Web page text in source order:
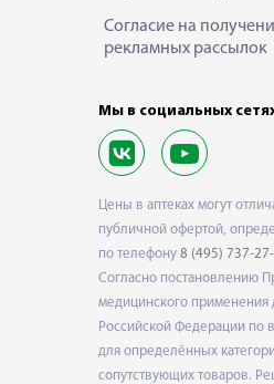
Согласие на
рекламных рассылок
Мы в социальных
Цены в аптеках могут
публичной офертой,
по телефону 8 (495) 737-
Согласно постановлению
медицинского применения
Российской Федерации по
для определённых
сопутствующих товаров.